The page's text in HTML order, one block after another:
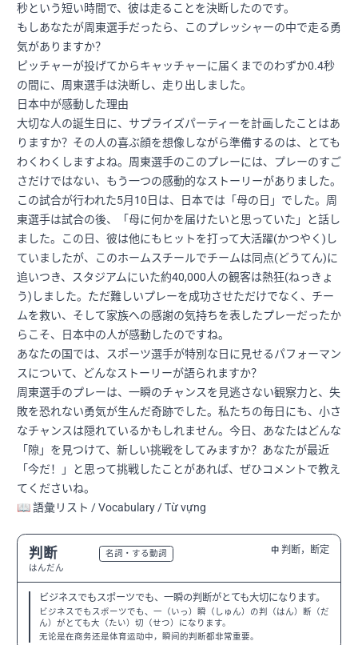
秒という短い時間で、彼は走ることを決断したのです。
もしあなたが周東選手だったら、このプレッシャーの中で走る勇
気がありますか？
ピッチャーが投げてからキャッチャーに届くまでのわずか0.4秒
の間に、周東選手は決断し、走り出しました。
日本中が感動した理由
大切な人の誕生日に、サプライズパーティーを計画したことはあ
りますか？その人の喜ぶ顔を想像しながら準備するのは、とても
わくわくしますよね。周東選手のこのプレーには、プレーのすご
さだけではない、もう一つの感動的なストーリーがありました。
この試合が行われた5月10日は、日本では「母の日」でした。周
東選手は試合の後、「母に何かを届けたいと思っていた」と話し
ました。この日、彼は他にもヒットを打って大活躍(かつやく)し
ていましたが、このホームスチールでチームは同点(どうてん)に
追いつき、スタジアムにいた約40,000人の観客は熱狂(ねっきょ
う)しました。ただ難しいプレーを成功させただけでなく、チー
ムを救い、そして家族への感謝の気持ちを表したプレーだったか
らこそ、日本中の人が感動したのですね。
あなたの国では、スポーツ選手が特別な日に見せるパフォーマン
スについて、どんなストーリーが語られますか？
周東選手のプレーは、一瞬のチャンスを見逃さない観察力と、失
敗を恐れない勇気が生んだ奇跡でした。私たちの毎日にも、小さ
なチャンスは隠れているかもしれません。今日、あなたはどんな
「隙」を見つけて、新しい挑戦をしてみますか？あなたが最近
「今だ！」と思って挑戦したことがあれば、ぜひコメントで教え
てくださいね。
📖 語彙リスト / Vocabulary / Từ vựng
判断
はんだん
名詞・する動詞 中 判断，断定
ビジネスでもスポーツでも、一瞬の判断がとても大切になります。
ビジネスでもスポーツでも、一（いっ）瞬（しゅん）の判（はん）断（だ
ん）がとても大（たい）切（せつ）になります。
无论是在商务还是体育运动中，瞬间的判断都非常重要。